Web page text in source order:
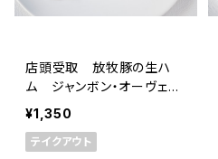
店頭受取 放牧豚の生ハ
ム ジャンボン・オーヴェル
ニュ・ポー・フェルミエ 16ヶ
月熟成 50g ＜メゾン・ラ
ボリー＞(フランス・オーヴェ
¥1,350
テイクアウト